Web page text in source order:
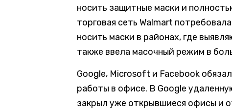
носить защитные маски и
торговая сеть Walmart
носить маски в районах, где
также ввела масочный режим в
Google, Microsoft и Facebook
работы в офисе. В Google
закрыл уже открывшиеся офисы и